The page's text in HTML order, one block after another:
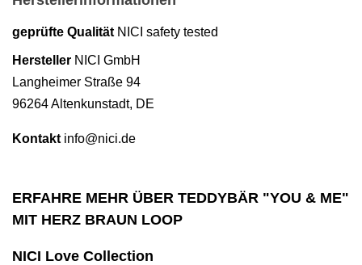
geprüfte Qualität NICI safety tested
Hersteller NICI GmbH
Langheimer Straße 94
96264 Altenkunstadt, DE
Kontakt info@nici.de
ERFAHRE MEHR ÜBER TEDDYBÄR "YOU & ME"
MIT HERZ BRAUN LOOP
NICI Love Collection